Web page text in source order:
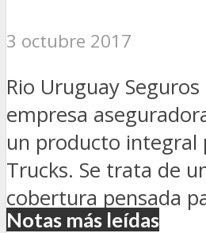
3 octubre 2017
Rio Uruguay
empresa
un producto integral
Trucks. Se trata de
cobertura pensada
Notas más leídas